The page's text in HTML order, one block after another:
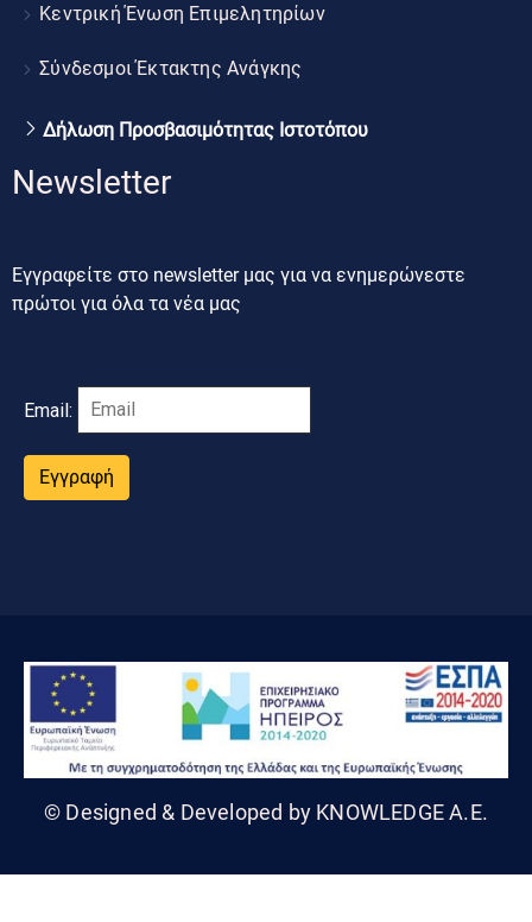
Κεντρική Ένωση Επιμελητηρίων
Σύνδεσμοι Έκτακτης Ανάγκης
Δήλωση Προσβασιμότητας Ιστοτόπου
Newsletter
Εγγραφείτε στο newsletter μας για να ενημερώνεστε
πρώτοι για όλα τα νέα μας
Email:
Εγγραφή
© Designed & Developed by KNOWLEDGE A.E.